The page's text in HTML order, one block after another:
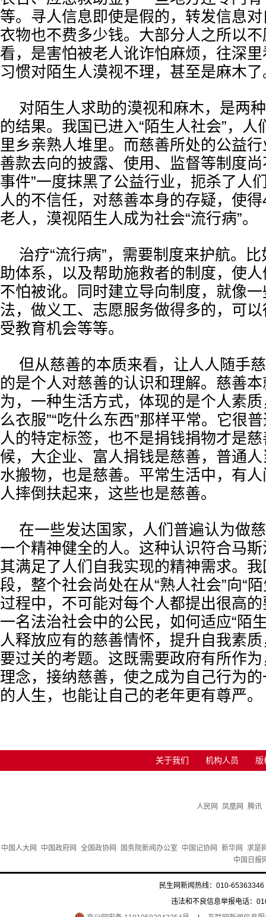
等。寻人信息即使是假的，转发信息
衣物也不费多少钱。大部分人之所以
看，是害怕被老人讹诈怕麻烦，往深
习惯对陌生人漠视不理，甚至是麻木了
对陌生人求助的漠视和麻木，是两
的结果。我国已进入“陌生人社会”，人
里乡亲熟人堆里。而慈善所处的公益
善款去向的披露、使用、监督等制度尚
事件”一度抹黑了公益行业，扼杀了人
人的不信任，对慈善本身的存疑，使
老人，漠视陌生人成为社会“流行病”。
治疗“流行病”，需要制度来护航。
助体系，以及帮助施救者的制度，使
不怕被讹。同时建立导向制度，就像
法，做义工、志愿服务做得多的，可
受教育机会等等。
但从慈善的本质来看，让人人随手
的是个人对慈善的认识和理解。慈善
为，一种生活方式，体现的是个人素
么衣服”“吃什么东西”那样平常。它很
人的特定标签，也不是捐钱捐物才是
候，大企业、富人捐钱是慈善，普通
水搬物，也是慈善。平常生活中，有
人摔倒扶起来，这些也是慈善。
在一些发达国家，人们普遍认为做
一个精神健全的人。这种认识符合马
其满足了人们自我实现的精神需求。
段，整个社会尚处在从“熟人社会”向“
过程中，不可能对每个人都提出很高
一名法治社会中的公民，如何适应“陌
人释放应有的慈善情怀，提升自我素
要过关的考题。这既需要政府有所作
理念，接纳慈善，使之成为自己行为
的人生，也能让自己的老年更有尊严。
关于我们 机构人员 版
人民网 凤凰网 腾讯
中国人大网 中国政府网 全国政协网 国务院新闻办公室 中国记协网 新华网
求是
中国日报
民生网新闻热线：010-
违法和不良信息举报电话：